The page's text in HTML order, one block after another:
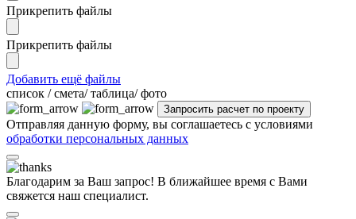
Прикрепить файлы
Прикрепить файлы
Добавить ещё файлы
cписок / смета/ таблица/ фото
Отправляя данную форму, вы соглашаетесь с условиями
обработки персональных данных
Благодарим за Ваш запрос! В ближайшее время с Вами
свяжется наш специалист.